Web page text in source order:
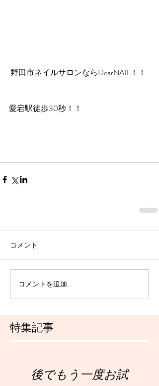
特集記事
野田市ネイルサロンならDearNAIL！！
愛宕駅徒歩30秒！！
コメント
コメントを追加…
後でもう一度お試